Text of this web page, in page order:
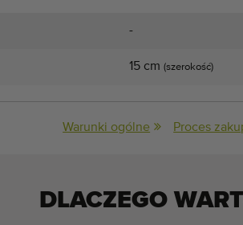
-
15 cm (szerokość)
Warunki ogólne Proces
DLACZEGO